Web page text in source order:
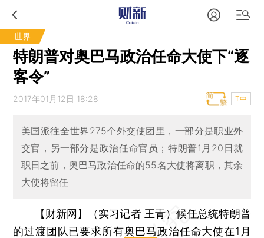
世界
特朗普对奥巴马政治任命大使下“逐
客令”
2017年01月12日 18:28 T中
美国派往全世界275个外交使团里，一部分是职业外
交官，另一部分是政治任命官员；特朗普1月20日就
职日之前，奥巴马政治任命的55名大使将离职，其余
大使将留任
【财新网】（实习记者 王青）候任总统特朗普
的过渡团队已要求所有奥巴马政治任命大使在1月